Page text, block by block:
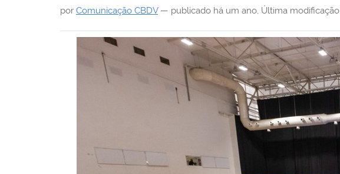
por Comunicação CBDV— publicado há um ano, Última modificação